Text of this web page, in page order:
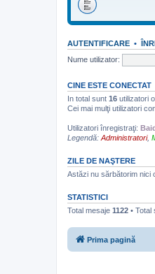
AUTENTIFICARE •
Nume utilizator:
CINE ESTE CONECTAT
In total sunt 16 utilizatori
Cei mai mulţi utilizatori
Utilizatori înregistraţi:
Legendă: Administratori,
ZILE DE NAŞTERE
Astăzi nu sărbătorim nici
STATISTICI
Total mesaje 1122 • Total
Prima pagină